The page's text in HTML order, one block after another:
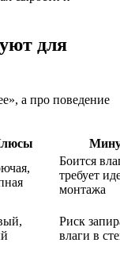
для
а про поведение
Боится
требует
монтажа
Риск
влаги в